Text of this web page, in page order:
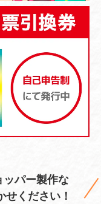
ッパー製作な
せください！